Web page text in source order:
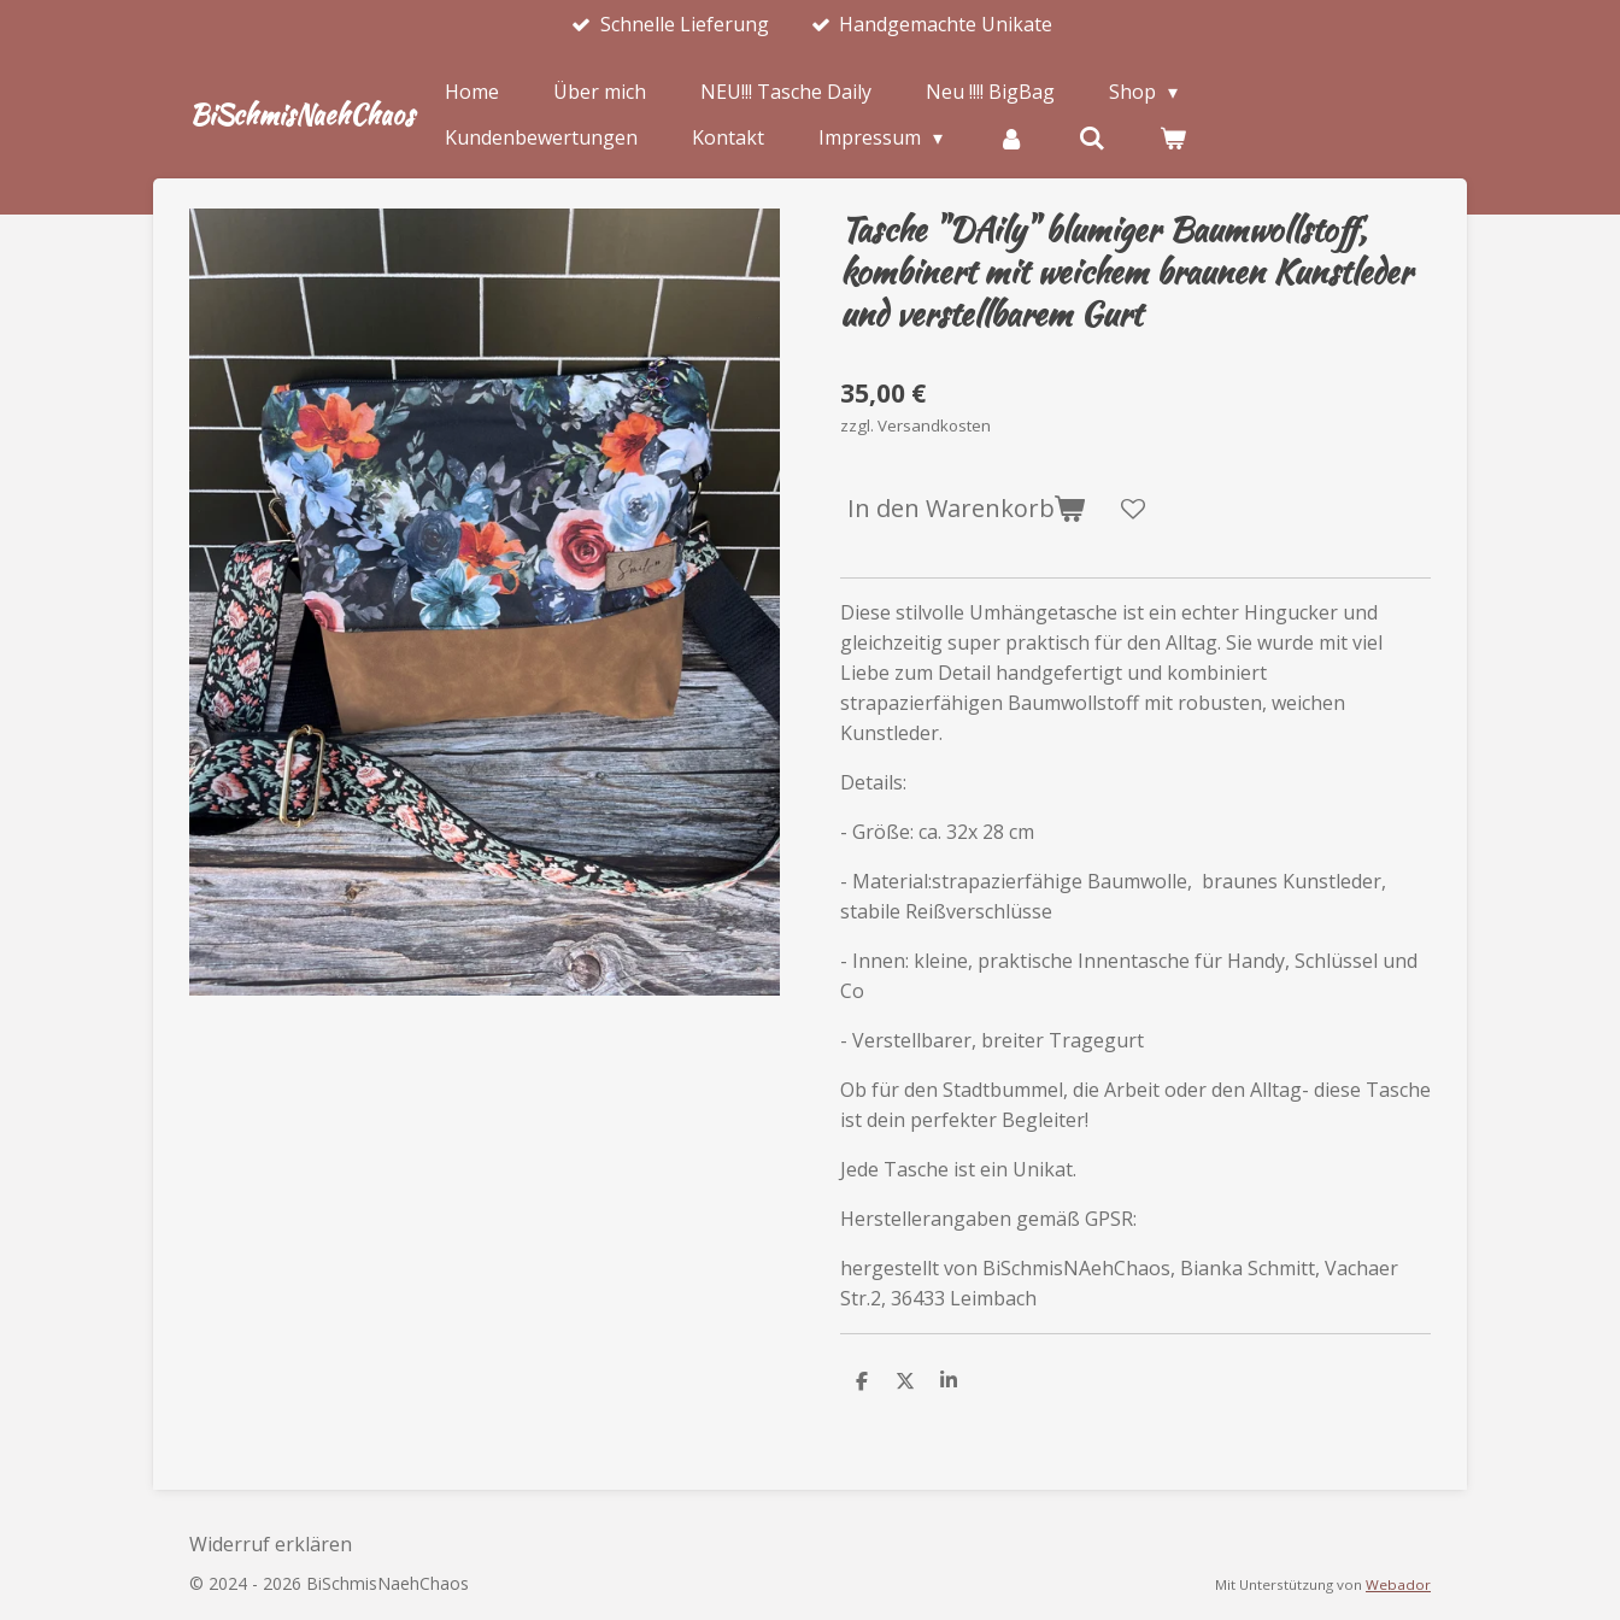
Schnelle Lieferung Handgemachte Unikate
BiSchmisNaehChaos
Home Über mich NEU!!! Tasche Daily Neu !!!! BigBag
Shop
Kundenbewertungen
Kontakt Impressum
Tasche "DAily" blumiger Baumwollstoff,
kombinert mit weichem braunen Kunstleder
und verstellbarem Gurt
35,00 €
zzgl. Versandkosten
In den Warenkorb
Diese stilvolle Umhängetasche ist ein echter Hingucker und
gleichzeitig super praktisch für den Alltag. Sie wurde mit viel
Liebe zum Detail handgefertigt und kombiniert
strapazierfähigen Baumwollstoff mit robusten, weichen
Kunstleder.
Details:
- Größe: ca. 32x 28 cm
- Material:strapazierfähige Baumwolle, braunes Kunstleder,
stabile Reißverschlüsse
- Innen: kleine, praktische Innentasche für Handy, Schlüssel und
Co
- Verstellbarer, breiter Tragegurt
Ob für den Stadtbummel, die Arbeit oder den Alltag- diese Tasche
ist dein perfekter Begleiter!
Jede Tasche ist ein Unikat.
Herstellerangaben gemäß GPSR:
hergestellt von BiSchmisNAehChaos, Bianka Schmitt, Vachaer
Str.2, 36433 Leimbach
T
T
T
Widerruf erklären
© 2024 - 2026 BiSchmisNaehChaos Mit Unterstützung von Webador